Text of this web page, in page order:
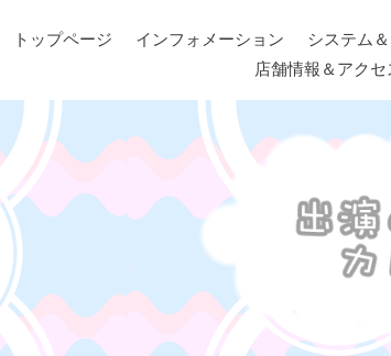
トップページ インフォメーション システム
店舗情報＆アクセ